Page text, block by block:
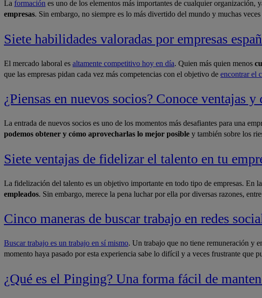
​La formación es uno de los elementos más importantes de cualquier organización,
empresas. Sin embargo, no siempre es lo más divertido del mundo y muchas
Siete habilidades valoradas por empresas
​El mercado laboral es altamente competitivo hoy en día. Quien más quien menos
que las empresas pidan cada vez más competencias con el objetivo de encontrar el
¿Piensas en nuevos socios? Conoce ventajas y
​La entrada de nuevos socios es uno de los momentos más desafiantes para una
podemos obtener y cómo aprovecharlas lo mejor posible y también sobre los
Siete ventajas de fidelizar el talento en tu
​La fidelización del talento es un objetivo importante en todo tipo de empresas. En
empleados. Sin embargo, merece la pena luchar por ella por diversas razones,
Cinco maneras de buscar trabajo en redes
Buscar trabajo es un trabajo en sí mismo. Un trabajo que no tiene remuneración y
momento haya pasado por esta experiencia sabe lo difícil y a veces frustrante que
¿Qué es el Pinging? Una forma fácil de